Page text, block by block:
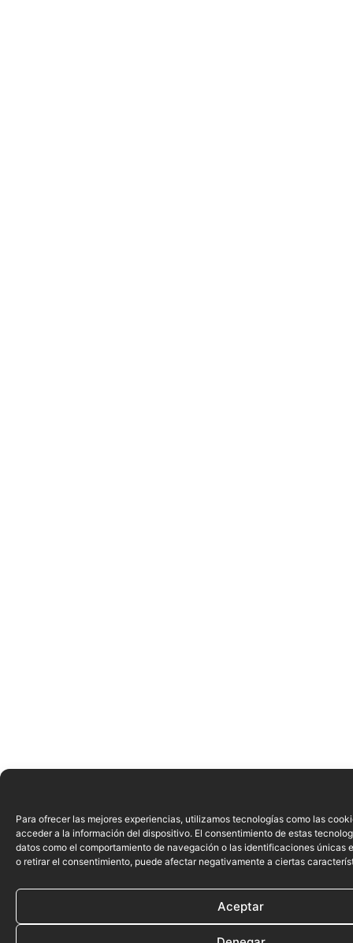
Para ofrecer las mejores experiencias, utilizamos tecnologías como las
acceder a la información del dispositivo. El consentimiento de estas
datos como el comportamiento de navegación o las identificaciones únicas
o retirar el consentimiento, puede afectar negativamente a ciertas
Aceptar